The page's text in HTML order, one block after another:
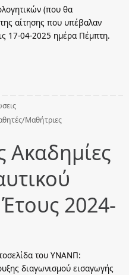
(που θα
αίτησης που υπέβαλαν
17-04-2025 ημέρα Πέμπτη.
Μαθήτριες
Ακαδημίες
2024-
του ΥΝΑΝΠ:
διαγωνισμού εισαγωγής